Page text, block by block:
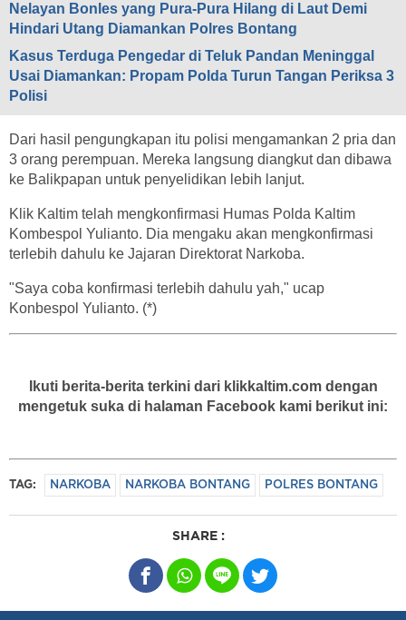
Nelayan Bonles yang Pura-Pura Hilang di Laut Demi
Hindari Utang Diamankan Polres Bontang
Kasus Terduga Pengedar di Teluk Pandan Meninggal
Usai Diamankan: Propam Polda Turun Tangan Periksa 3
Polisi
Dari hasil pengungkapan itu polisi mengamankan 2 pria dan
3 orang perempuan. Mereka langsung diangkut dan dibawa
ke Balikpapan untuk penyelidikan lebih lanjut.
Klik Kaltim telah mengkonfirmasi Humas Polda Kaltim
Kombespol Yulianto. Dia mengaku akan mengkonfirmasi
terlebih dahulu ke Jajaran Direktorat Narkoba.
"Saya coba konfirmasi terlebih dahulu yah," ucap
Konbespol Yulianto. (*)
Ikuti berita-berita terkini dari klikkaltim.com dengan
mengetuk suka di halaman Facebook kami berikut ini:
TAG: NARKOBA NARKOBA BONTANG POLRES BONTANG
SHARE :